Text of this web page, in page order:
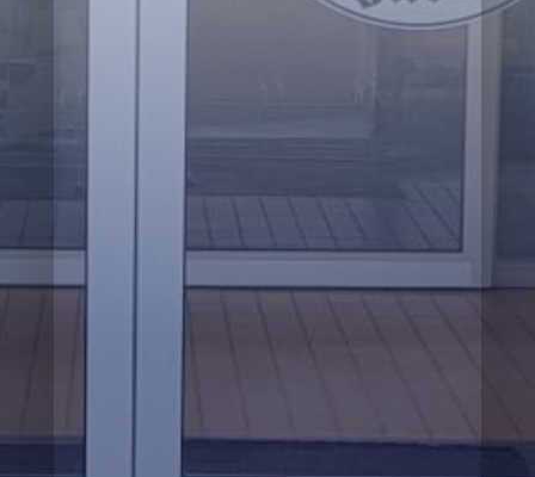

Skóladagatal
